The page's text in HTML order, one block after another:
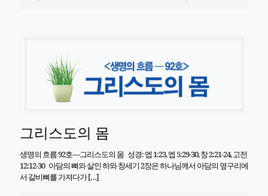
그리스도의 몸
생명의 흐름 92호―그리스도의 몸 성경: 엡 1:23, 엡 5:29-30, 창 2:21-24, 고전
12:12-30 아담의 뼈와 살인 하와 창세기 2장은 하나님께서 아담의 옆구리에
서 갈비뼈를 가져다가[…]